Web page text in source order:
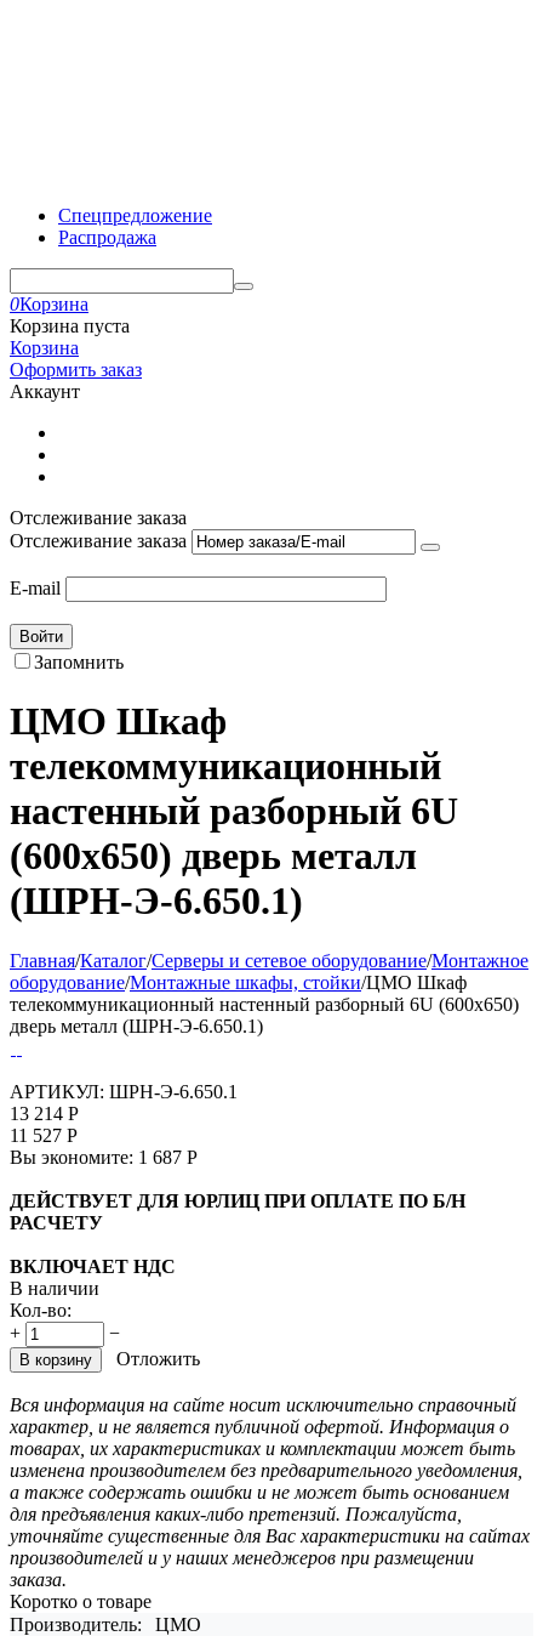
Спецпредложение
Распродажа
0Корзина
Корзина пуста
Корзина
Оформить заказ
Аккаунт
Отслеживание заказа
Отслеживание заказа
E-mail
Войти
Запомнить
ЦМО Шкаф
телекоммуникационный
настенный разборный 6U
(600х650) дверь металл
(ШРН-Э-6.650.1)
Главная/Каталог/Серверы и сетевое оборудование/Монтажное
оборудование/Монтажные шкафы, стойки/ЦМО Шкаф
телекоммуникационный настенный разборный 6U (600х650)
дверь металл (ШРН-Э-6.650.1)
АРТИКУЛ: ШРН-Э-6.650.1
13 214 Р
11 527 Р
Вы экономите: 1 687 Р
ДЕЙСТВУЕТ ДЛЯ ЮРЛИЦ ПРИ ОПЛАТЕ ПО Б/Н
РАСЧЕТУ
ВКЛЮЧАЕТ НДС
В наличии
Кол-во:
+
−
В корзину Отложить
Вся информация на сайте носит исключительно справочный
характер, и не является публичной офертой. Информация о
товарах, их характеристиках и комплектации может быть
изменена производителем без предварительного уведомления,
а также содержать ошибки и не может быть основанием
для предъявления каких-либо претензий. Пожалуйста,
уточняйте существенные для Вас характеристики на сайтах
производителей и у наших менеджеров при размещении
заказа.
Коротко о товаре
Производитель:
ЦМО